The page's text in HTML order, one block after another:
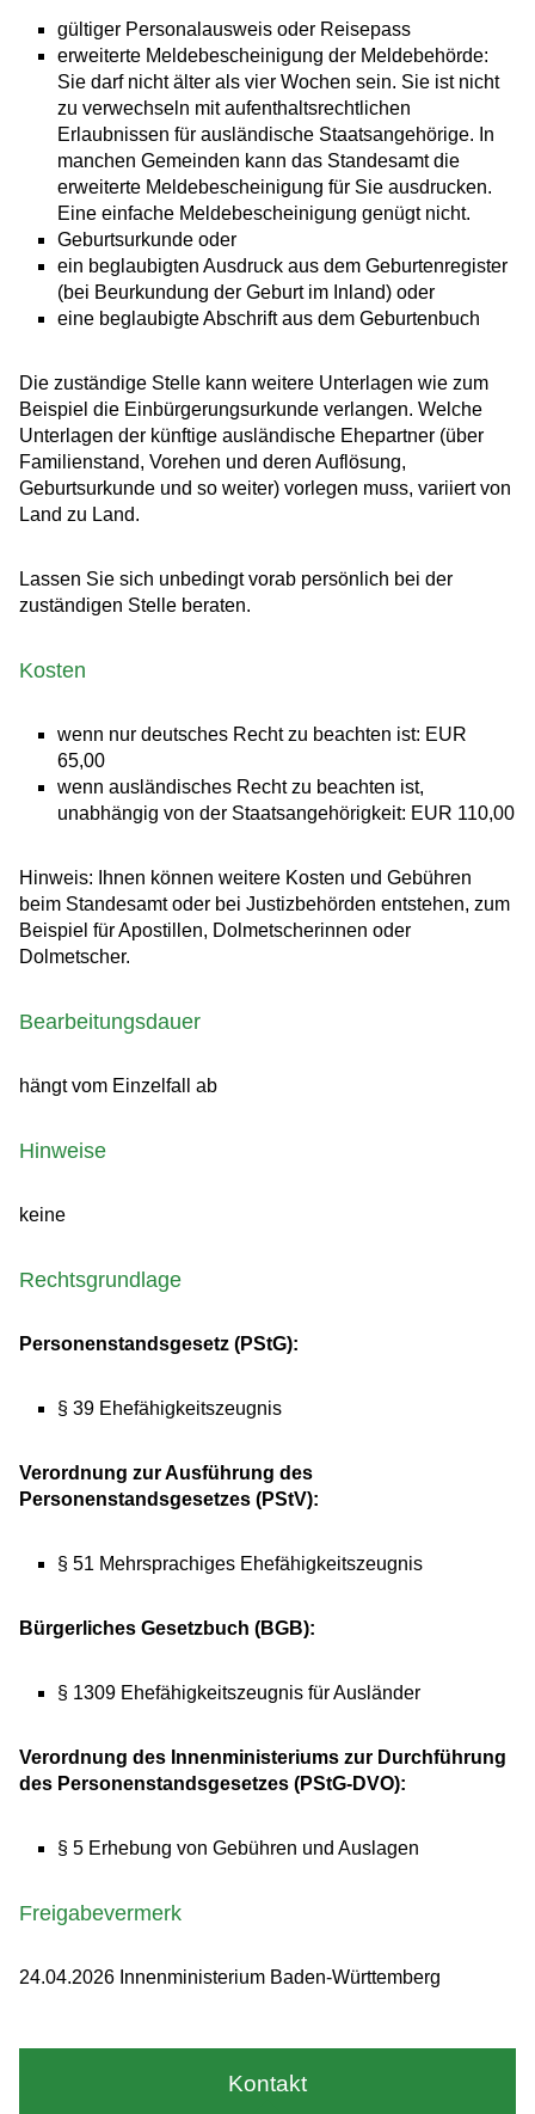
gültiger Personalausweis oder Reisepass
erweiterte Meldebescheinigung der Meldebehörde:
Sie darf nicht älter als vier Wochen sein. Sie ist nicht
zu verwechseln mit aufenthaltsrechtlichen
Erlaubnissen für ausländische Staatsangehörige. In
manchen Gemeinden kann das Standesamt die
erweiterte Meldebescheinigung für Sie ausdrucken.
Eine einfache Meldebescheinigung genügt nicht.
Geburtsurkunde oder
ein beglaubigten Ausdruck aus dem Geburtenregister
(bei Beurkundung der Geburt im Inland) oder
eine beglaubigte Abschrift aus dem Geburtenbuch
Die zuständige Stelle kann weitere Unterlagen wie zum
Beispiel die Einbürgerungsurkunde verlangen. Welche
Unterlagen der künftige ausländische Ehepartner (über
Familienstand, Vorehen und deren Auflösung,
Geburtsurkunde und so weiter) vorlegen muss, variiert von
Land zu Land.
Lassen Sie sich unbedingt vorab persönlich bei der
zuständigen Stelle beraten.
Kosten
wenn nur deutsches Recht zu beachten ist: EUR
65,00
wenn ausländisches Recht zu beachten ist,
unabhängig von der Staatsangehörigkeit: EUR 110,00
Hinweis: Ihnen können weitere Kosten und Gebühren
beim Standesamt oder bei Justizbehörden entstehen, zum
Beispiel für Apostillen, Dolmetscherinnen oder
Dolmetscher.
Bearbeitungsdauer
hängt vom Einzelfall ab
Hinweise
keine
Rechtsgrundlage
Personenstandsgesetz (PStG):
§ 39 Ehefähigkeitszeugnis
Verordnung zur Ausführung des
Personenstandsgesetzes (PStV):
§ 51 Mehrsprachiges Ehefähigkeitszeugnis
Bürgerliches Gesetzbuch (BGB):
§ 1309 Ehefähigkeitszeugnis für Ausländer
Verordnung des Innenministeriums zur Durchführung
des Personenstandsgesetzes (PStG-DVO):
§ 5 Erhebung von Gebühren und Auslagen
Freigabevermerk
24.04.2026 Innenministerium Baden-Württemberg
Kontakt